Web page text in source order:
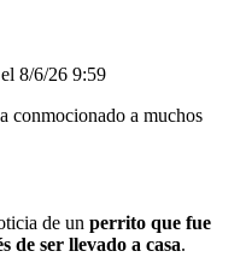
8/6/26 9:59
conmocionado a muchos
de un perrito que fue
de ser llevado a casa.